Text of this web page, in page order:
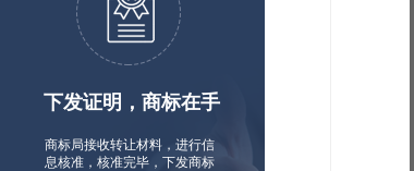
下发证明，商标在手
商标局接收转让材料，进行信
息核准，核准完毕，下发商标